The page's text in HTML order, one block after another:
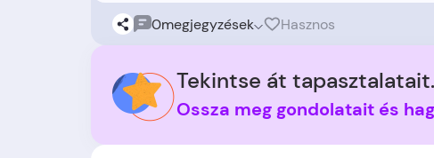
0megjegyzések Hasznos
Tekintse át tapasztalatait.
Ossza meg gondolatait és